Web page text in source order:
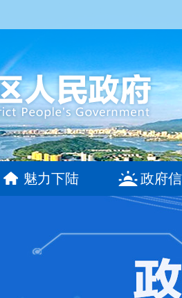
魅力下陆 政府